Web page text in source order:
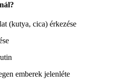
(kutya, cica) érkezése
emberek jelenléte